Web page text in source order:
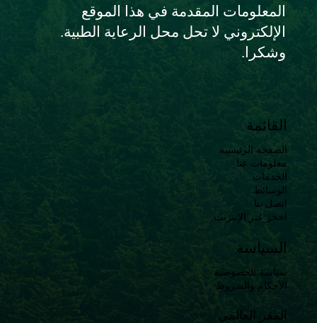
المعلومات المقدمة في هذا الموقع
الإلكتروني لا تحل محل الرعاية الطبية.
وشكرا.
القائمة
الصفحة الرئيسية
معلومات عنا
الخدمات
الوسائط
اتصل بنا
احجز عبر الإنترنت
السياسة
سياسة الخصوصية
الأحكام والشروط
المقر العالمي